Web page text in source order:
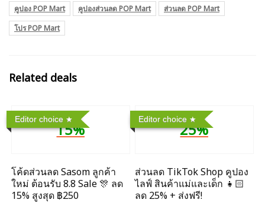
คูปอง POP Mart
คูปองส่วนลด POP Mart
ส่วนลด POP Mart
โปร POP Mart
Related deals
Editor choice
15%
โค้ดส่วนลด Sasom ลูกค้า
ใหม่ ต้อนรับ 8.8 Sale 🎊 ลด
15% สูงสุด ฿250
Editor choice
25%
ส่วนลด TikTok Shop คูปอง
ไลฟ์ สินค้าแม่และเด็ก 👧🏻
ลด 25% + ส่งฟรี!